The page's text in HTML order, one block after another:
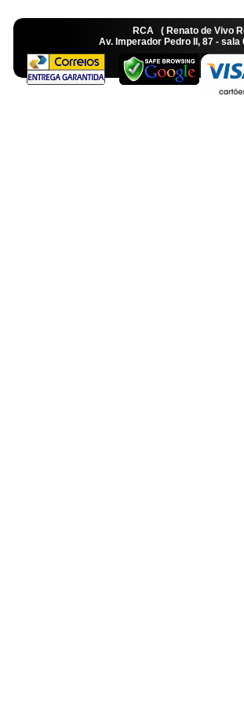
RCA ( Renato de
Av. Imperador Pedro II, 87 -